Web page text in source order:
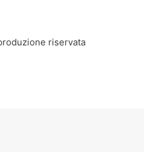
riservata